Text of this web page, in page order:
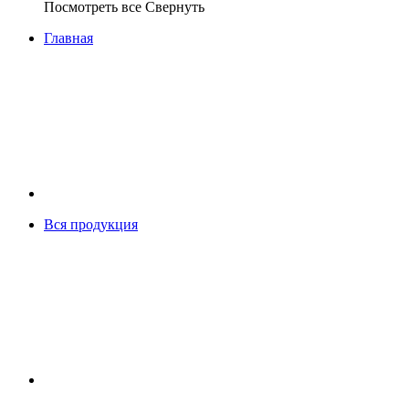
Посмотреть все Свернуть
Главная
Вся продукция